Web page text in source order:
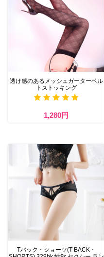
透け感のあるメッシュガーターベル
トストッキング
1,280円
Tバック・ショーツ(T-BACK・